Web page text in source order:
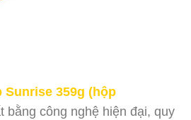
359g (hộp
bằng công nghệ hiện đại, quy